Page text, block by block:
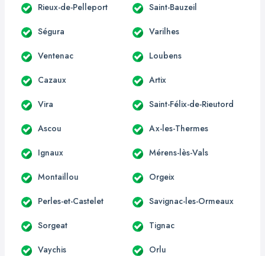
Rieux-de-Pelleport Saint-Bauzeil
Ségura Varilhes
Ventenac Loubens
Cazaux Artix
Vira Saint-Félix-de-Rieutord
Ascou Ax-les-Thermes
Ignaux Mérens-lès-Vals
Montaillou Orgeix
Perles-et-Castelet Savignac-les-Ormeaux
Sorgeat Tignac
Vaychis Orlu